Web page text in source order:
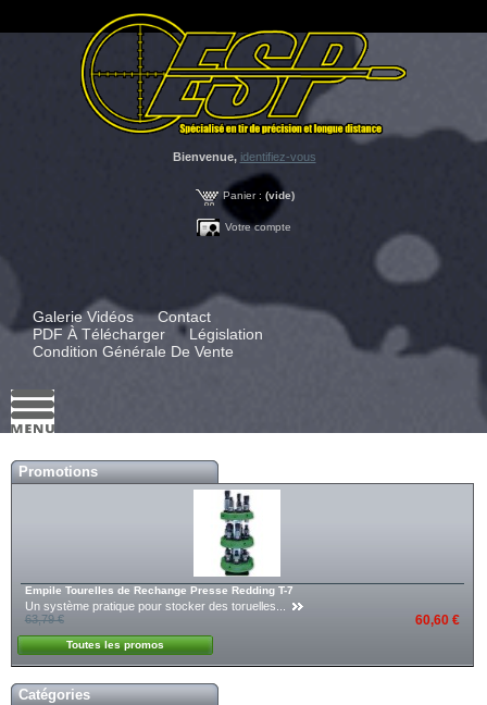
Bienvenue, identifiez-vous
Panier : (vide)
Votre compte
Galerie Vidéos
Contact
PDF À Télécharger
Législation
Condition Générale De Vente
Promotions
Empile Tourelles de Rechange Presse Redding T-7
Un système pratique pour stocker des toruelles...
63,79 €
60,60 €
Toutes les promos
Catégories